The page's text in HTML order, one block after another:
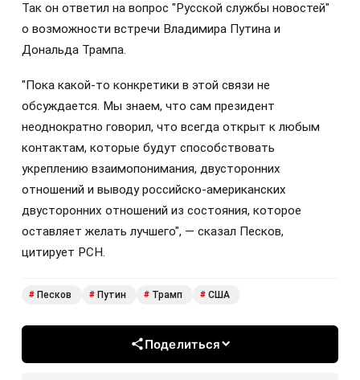
Так он ответил на вопрос "Русской службы новостей"
о возможности встречи Владимира Путина и
Дональда Трампа.
"Пока какой-то конкретики в этой связи не
обсуждается. Мы знаем, что сам президент
неоднократно говорил, что всегда открыт к любым
контактам, которые будут способствовать
укреплению взаимопонимания, двусторонних
отношений и выводу российско-американских
двусторонних отношений из состояния, которое
оставляет желать лучшего", — сказал Песков,
цитирует РСН.
# Песков # Путин # Трамп # США
Поделиться